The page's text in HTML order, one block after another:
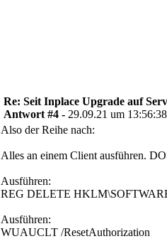
Re: Seit Inplace Upgrade auf
Antwort #4 - 29.09.21 um 13:56:38
Also der Reihe nach:
Alles an einem Client ausführen.
Ausführen:
REG DELETE
Ausführen:
WUAUCLT /ResetAuthorization